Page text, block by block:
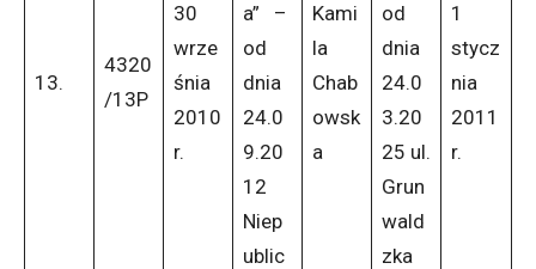
13.
4320
/13P
30
wrze
śnia
2010
r.
a” –
od
dnia
24.0
9.20
12
Niep
ublic
Kami
la
Chab
owsk
a
od
dnia
24.0
3.20
25 ul.
Grun
wald
zka
1
stycz
nia
2011
r.